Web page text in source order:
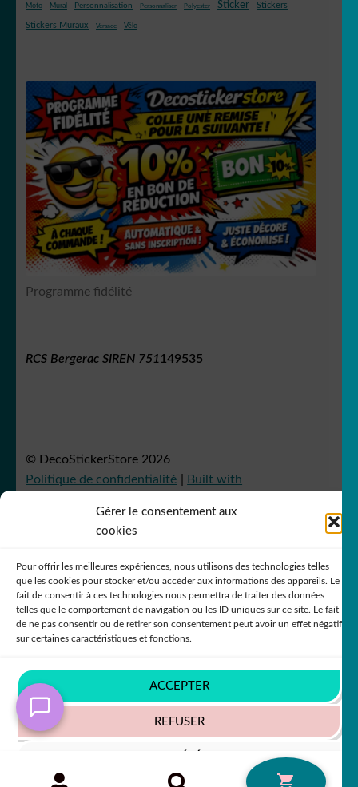
Gérer le consentement aux
cookies
Pour offrir les meilleures expériences, nous utilisons des technologies telles
que les cookies pour stocker et/ou accéder aux informations des appareils. Le
fait de consentir à ces technologies nous permettra de traiter des données
telles que le comportement de navigation ou les ID uniques sur ce site. Le fait
de ne pas consentir ou de retirer son consentement peut avoir un effet négatif
sur certaines caractéristiques et fonctions.
ACCEPTER
REFUSER
Moto Mural Personnalisation Personnaliser Polyester Sticker Stickers
Stickers Muraux Versace Vélo
Programme fidélité
RCS Bergerac SIREN 751149535
© DecoStickerStore 2026
Politique de confidentialité
Built with
Recherche
RECHERCHE